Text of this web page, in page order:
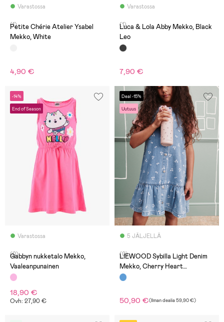
Varastossa
(1)
Petite Chérie Atelier Ysabel
Mekko, White
4,90 €
Varastossa
(1)
Luca & Lola Abby Mekko, Black
Leo
7,90 €
-14%
End of Season
Varastossa
(0)
Gabbyn nukketalo Mekko,
Vaaleanpunainen
18,90 €
Ovh: 27,90 €
Deal -15%
Uutuus
5 JÄLJELLÄ
(0)
LIEWOOD Sybilla Light Denim
Mekko, Cherry Heart
Sandy/Denim
50,90 €(Ilman dealia59,90 €)